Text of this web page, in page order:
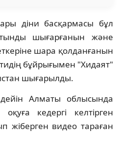
діни басқармасы бұл
шығарғанын және
шара қолданғанын
бұйрығымен "Хидаят"
шығарылды.
Алматы облысында
кедергі келтірген
жіберген видео тараған